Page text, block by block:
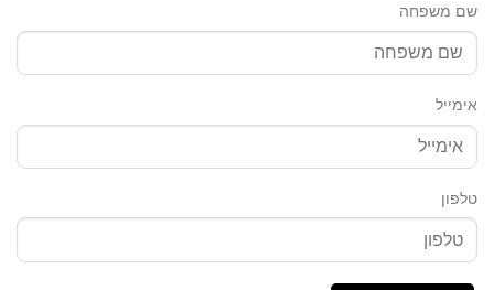
שם משפחה
אימייל
טלפון